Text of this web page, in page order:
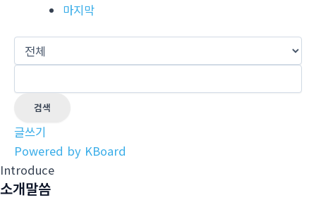
마지막
검색
글쓰기
Powered by KBoard
Introduce
소개말씀